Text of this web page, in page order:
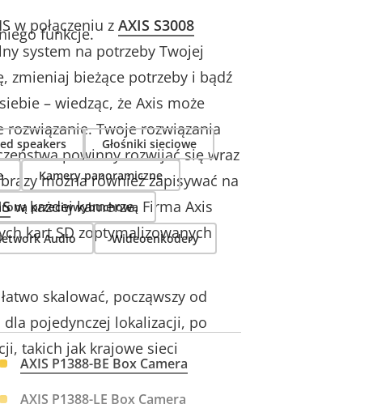
w połączeniu z AXIS S3008
system na potrzeby Twojej
zmieniaj bieżące potrzeby i bądź
– wiedząc, że Axis może
Twoje rozwiązania
powinny rozwijać się wraz
można również zapisywać na
w każdej kamerze. Firma Axis
kart SD zoptymalizowanych
skalować, począwszy od
pojedynczej lokalizacji, po
takich jak krajowe sieci
funkcje.
speakers Głośniki sieciowe
Kamery panoramiczne
przeciwwybuchową
Audio Wideoenkodery
AXIS P1388-BE Box Camera
AXIS P1388-LE Box Camera